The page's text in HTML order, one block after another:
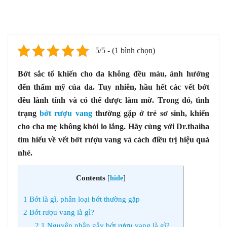
5/5 - (1 bình chọn)
Bớt sắc tố khiến cho da không đều màu, ảnh hưởng
đến thẩm mỹ của da. Tuy nhiên, hầu hết các vết bớt
đều lành tính và có thể được làm mờ. Trong đó, tình
trạngbớt rượu vangthường gặp ở trẻ sơ sinh, khiến
cho cha mẹ không khỏi lo lắng. Hãy cùng với Dr.thaiha
tìm hiểu về vết bớt rượu vang và cách điều trị hiệu quả
nhé.
Contents [hide]
1 Bớt là gì, phân loại bớt thường gặp
2 Bớt rượu vang là gì?